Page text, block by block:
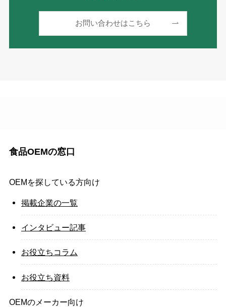
お問い合わせはこちら
食品OEMの窓口
OEMを探している方向け
掲載企業の一覧
インタビュー記事
お役立ちコラム
お役立ち資料
OEMのメーカー向け